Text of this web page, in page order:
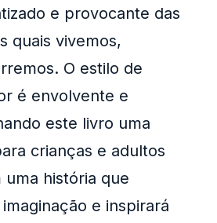
e provocante das
quais vivemos,
O estilo de
é envolvente e
este livro uma
crianças e adultos
história que
e inspirará